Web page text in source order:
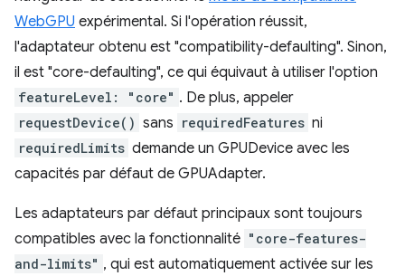
WebGPU expérimental. Si l'opération réussit,
l'adaptateur obtenu est "compatibility-defaulting". Sinon,
il est "core-defaulting", ce qui équivaut à utiliser l'option
featureLevel: "core" . De plus, appeler
requestDevice() sans requiredFeatures ni
requiredLimits demande un GPUDevice avec les
capacités par défaut de GPUAdapter.
Les adaptateurs par défaut principaux sont toujours
compatibles avec la fonctionnalité "core-features-
and-limits" , qui est automatiquement activée sur les